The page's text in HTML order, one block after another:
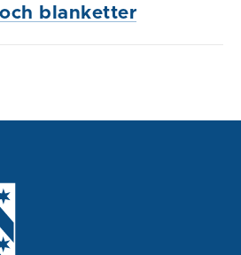
blanketter